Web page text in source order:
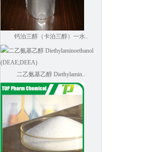
钙泊三醇（卡泊三醇）一水..
二乙氨基乙醇 Diethylamin..